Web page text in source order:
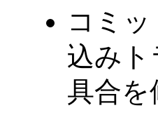
コミ
込み
具合を